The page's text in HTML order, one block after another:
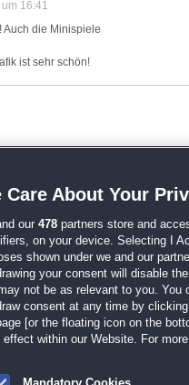
16:41
Auch die Minispiele
ist sehr schön!
Datenschutz|AGB|Impressum
Care About Your
our 478 partners store and
on your device. Selecting I
shown under we and our
your consent will disable
not be as relevant to you. You
consent at any time by
[or the floating icon on the
effect within our Website. For